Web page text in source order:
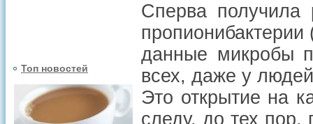
Топ новостей
Сперва получила
данные микробы
всех, даже у
Это открытие на
следу, до тех пор,